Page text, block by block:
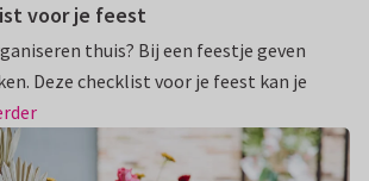
voor je feest
thuis? Bij een feestje geven
Deze checklist voor je feest kan je